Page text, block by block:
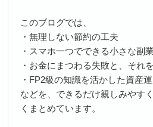
このブログでは、
・無理しない節約の工夫
・スマホ一つでできる小さな副業
・お金にまつわる失敗と、それ
・FP2級の知識を活かした資産
などを、できるだけ親しみやす
くまとめています。